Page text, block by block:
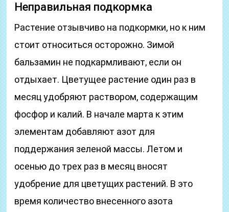
Неправильная подкормка
Растение отзывчиво на подкормки, но к ним
стоит относиться осторожно. Зимой
бальзамин не подкармливают, если он
отдыхает. Цветущее растение один раз в
месяц удобряют раствором, содержащим
фосфор и калий. В начале марта к этим
элементам добавляют азот для
поддержания зеленой массы. Летом и
осенью до трех раз в месяц вносят
удобрение для цветущих растений. В это
время количество внесенного азота